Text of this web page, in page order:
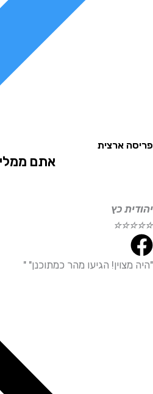
ארצית
אתם ממליצים:
כץ
☆
☆
הגיעו מהר כמתוכנן" "